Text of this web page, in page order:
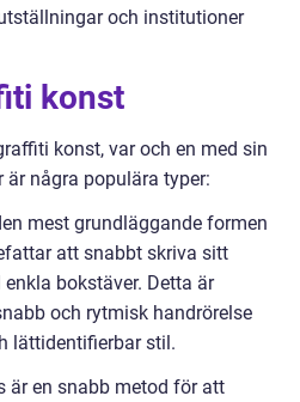
och institutioner
konst
konst, var och en med sin
några populära typer:
mest grundläggande formen
att snabbt skriva sitt
bokstäver. Detta är
och rytmisk handrörelse
lättidentifierbar stil.
är en snabb metod för att